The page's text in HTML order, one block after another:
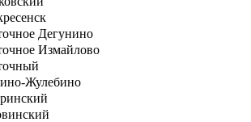
Дегунино
Измайлово
Жулебино